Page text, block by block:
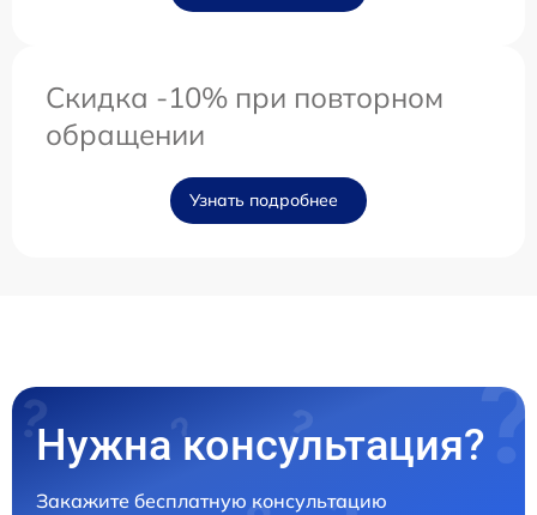
Скидка -10% при повторном
обращении
Узнать подробнее
Нужна консультация?
Закажите бесплатную консультацию